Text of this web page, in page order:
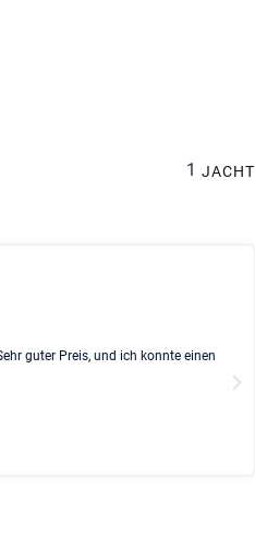
1 JACHT
guter Preis, und ich konnte einen